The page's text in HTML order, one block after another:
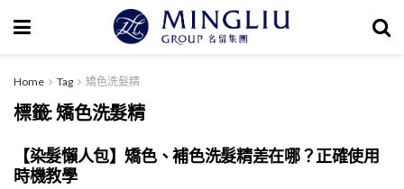
Home Tag 矯色洗髮精
標籤:矯色洗髮精
【染髮懶人包】矯色、補色洗髮精差在哪？正確使用
時機教學